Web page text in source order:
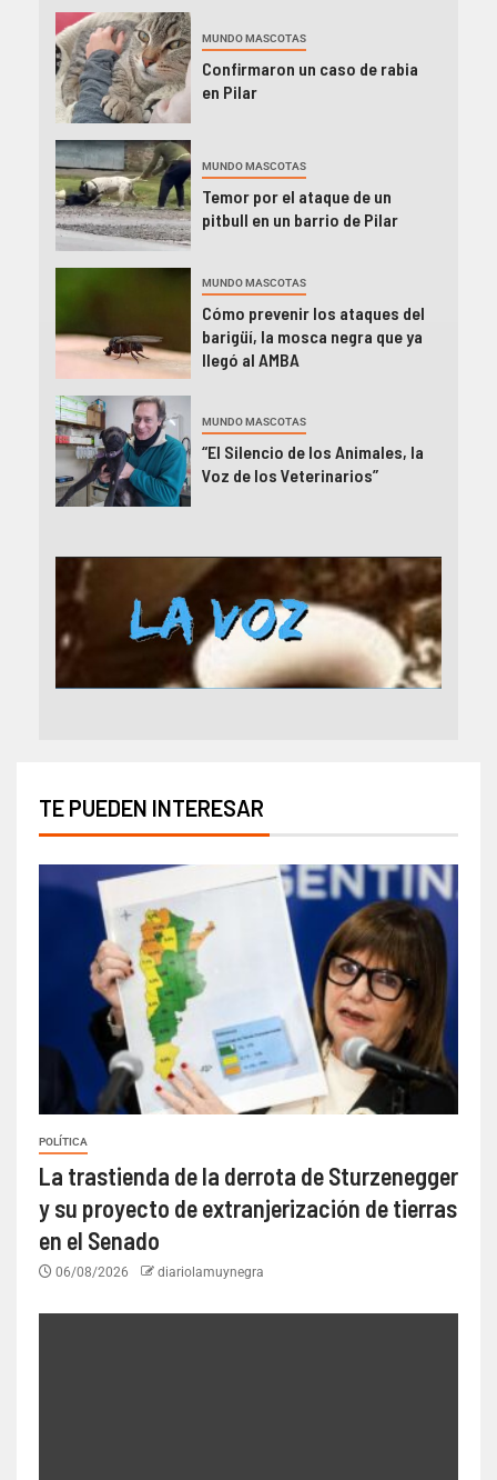
MUNDO MASCOTAS
Confirmaron un caso de rabia
en Pilar
MUNDO MASCOTAS
Temor por el ataque de un
pitbull en un barrio de Pilar
MUNDO MASCOTAS
Cómo prevenir los ataques del
barigüí, la mosca negra que ya
llegó al AMBA
MUNDO MASCOTAS
“El Silencio de los Animales, la
Voz de los Veterinarios”
TE PUEDEN INTERESAR
POLÍTICA
La trastienda de la derrota de Sturzenegger
y su proyecto de extranjerización de tierras
en el Senado
06/08/2026 diariolamuynegra